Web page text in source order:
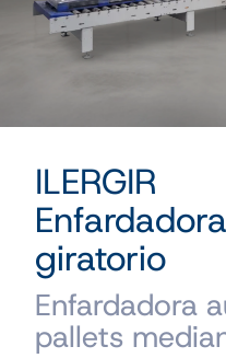
ILERGIR
giratorio
Enfardadora
pallets